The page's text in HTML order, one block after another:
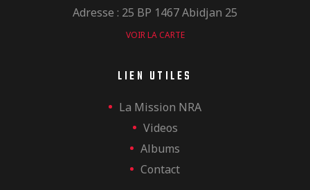
Adresse : 25 BP 1467 Abidjan 25
VOIR LA CARTE
LIEN UTILES
La Mission NRA
Videos
Albums
Contact